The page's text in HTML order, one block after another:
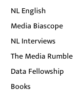
NL English
Media Biascope
NL Interviews
The Media Rumble
Data Fellowship
Books